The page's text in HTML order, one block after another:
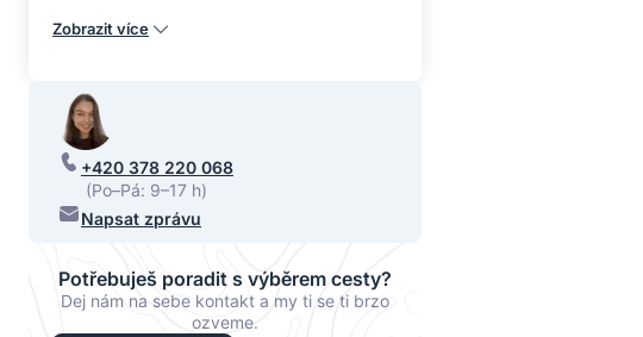
Zobrazit více
+420 378 220 068
(Po–Pá: 9–17 h)
Napsat zprávu
Potřebuješ poradit s výběrem cesty?
Dej nám na sebe kontakt a my ti se ti brzo
ozveme.